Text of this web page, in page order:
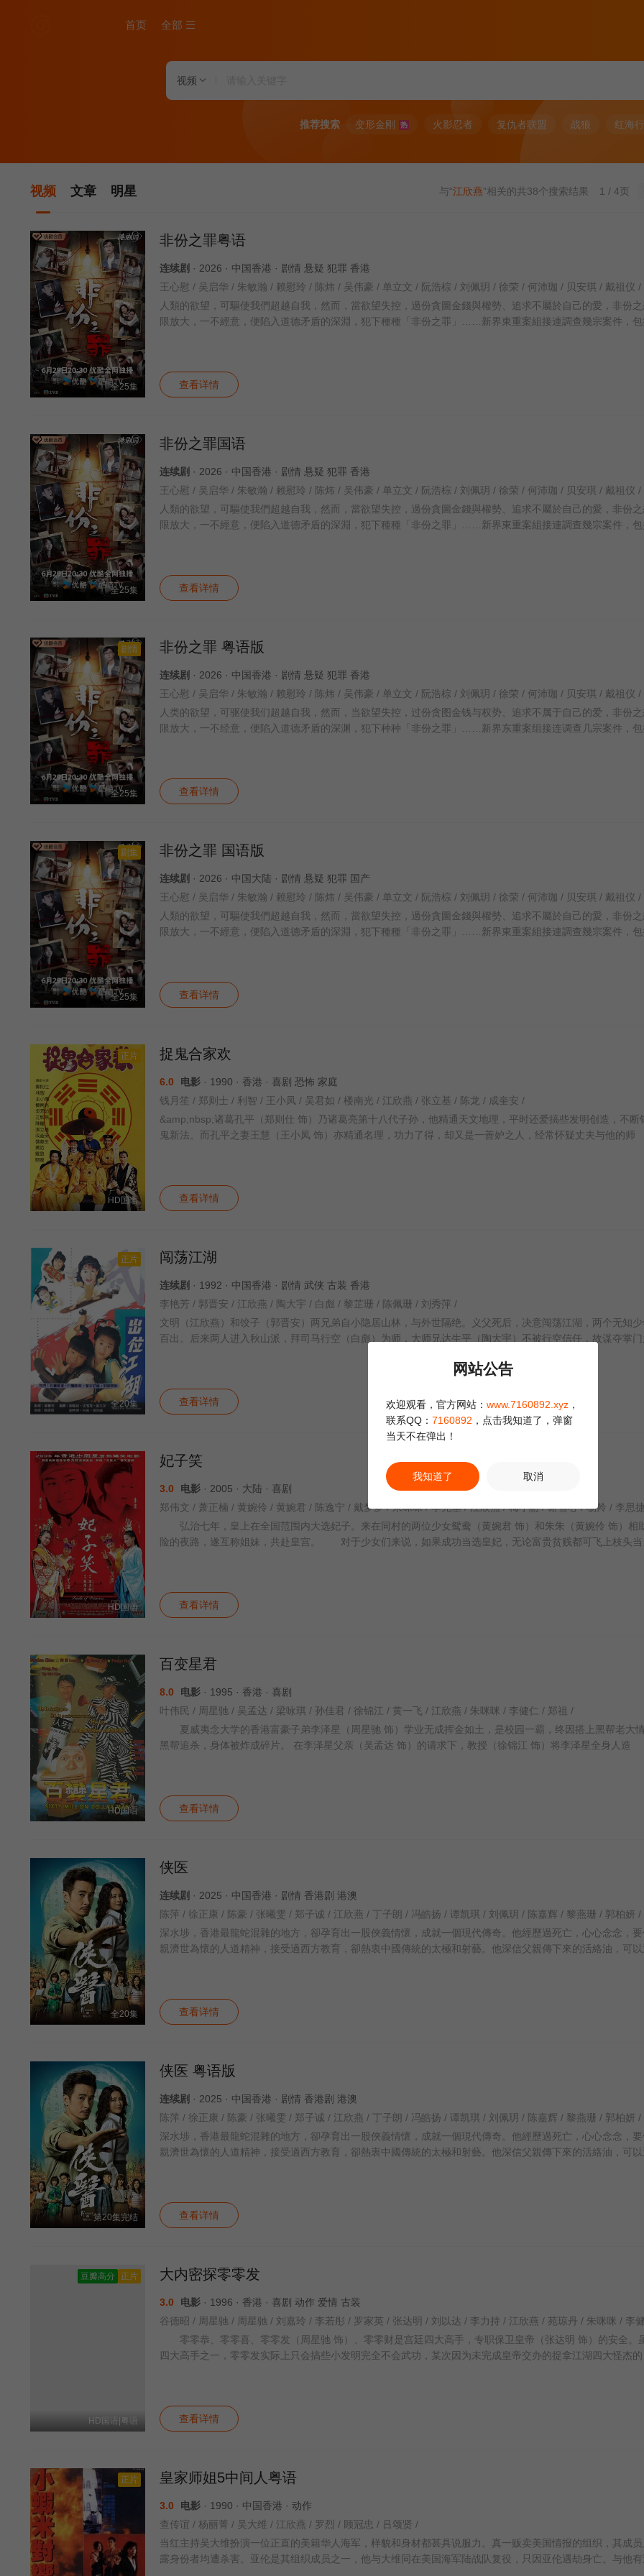
首页 全部
视频
推荐搜索 变形金刚 热 火影忍者 复仇者联盟 战狼 红海
视频 文章 明星 1 / 4页
与“江欣燕”相关的共38个搜索结果
全25集
非份之罪粤语
连续剧 · 2026 · 中国香港 · 剧情 悬疑 犯罪 香港
人類的欲望，可驅使我們超越自我，然而，當欲望失控，過份貪圖金錢與權勢、追求不屬於自己的愛，非份
限放大，一不經意，便陷入道德矛盾的深淵，犯下種種「非份之罪」……新界東重案組接連調查幾宗案件，
查看详情
全25集
非份之罪国语
连续剧 · 2026 · 中国香港 · 剧情 悬疑 犯罪 香港
人類的欲望，可驅使我們超越自我，然而，當欲望失控，過份貪圖金錢與權勢、追求不屬於自己的愛，非份
限放大，一不經意，便陷入道德矛盾的深淵，犯下種種「非份之罪」……新界東重案組接連調查幾宗案件，
查看详情
剧情
全25集
非份之罪 粤语版
连续剧 · 2026 · 中国香港 · 剧情 悬疑 犯罪 香港
人类的欲望，可驱使我们超越自我，然而，当欲望失控，过份贪图金钱与权势、追求不属于自己的爱，非份
限放大，一不经意，便陷入道德矛盾的深渊，犯下种种「非份之罪」……新界东重案组接连调查几宗案件，
查看详情
剧集
全25集
非份之罪 国语版
连续剧 · 2026 · 中国大陆 · 剧情 悬疑 犯罪 国产
人類的欲望，可驅使我們超越自我，然而，當欲望失控，過份貪圖金錢與權勢、追求不屬於自己的愛，非份
限放大，一不經意，便陷入道德矛盾的深淵，犯下種種「非份之罪」……新界東重案組接連調查幾宗案件，
查看详情
正片
HD国语
捉鬼合家欢
6.0 电影 · 1990 · 香港 · 喜剧 恐怖 家庭
钱月笙 / 郑则士 / 利智 / 王小凤 / 吴君如 / 楼南光 / 江欣燕 / 张立基 / 陈龙 / 成奎安 /
&amp;nbsp;诸葛孔平（郑则仕 饰）乃诸葛亮第十八代子孙，他精通天文地理，平时还爱搞些发明创造，不断
鬼新法。而孔平之妻王慧（王小凤 饰）亦精通名理，功力了得，却又是一善妒之人，经常怀疑丈夫与他的师
查看详情
正片
全20集
闯荡江湖
连续剧 · 1992 · 中国香港 · 剧情 武侠 古装 香港
李艳芳 / 郭晋安 / 江欣燕 / 陶大宇 / 白彪 / 黎芷珊 / 陈佩珊 / 刘秀萍 /
文明（江欣燕）和饺子（郭晋安）两兄弟自小隐居山林，与外世隔绝。义父死后，决意闯荡江湖，两个无知
百出。后来两人进入秋山派，拜司马行空（白彪）为师，大师兄达生平（陶大宇）不被行空信任，故谋夺掌
查看详情
HD国语
妃子笑
3.0 电影 · 2005 · 大陆 · 喜剧
弘治七年，皇上在全国范围内大选妃子。来在同村的两位少女鸳鸯（黄婉君 饰）和朱朱（黄婉伶 饰）相
险的夜路，遂互称姐妹，共赴皇宫。 对于少女们来说，如果成功当选皇妃，无论富贵贫贱都可飞上枝头当
查看详情
HD国语
百变星君
8.0 电影 · 1995 · 香港 · 喜剧
叶伟民 / 周星驰 / 吴孟达 / 梁咏琪 / 孙佳君 / 徐锦江 / 黄一飞 / 江欣燕 / 朱咪咪 / 李健仁 / 郑祖 /
夏威夷念大学的香港富豪子弟李泽星（周星驰 饰）学业无成挥金如土，是校园一霸，终因搭上黑帮老大
黑帮追杀，身体被炸成碎片。 在李泽星父亲（吴孟达 饰）的请求下，教授（徐锦江 饰）将李泽星全身人造
查看详情
全20集
侠医
连续剧 · 2025 · 中国香港 · 剧情 香港剧 港澳
深水埗，香港最龍蛇混雜的地方，卻孕育出一股俠義情懷，成就一個現代傳奇。他經歷過死亡，心心念念，
親濟世為懷的人道精神，接受過西方教育，卻熱衷中國傳統的太極和射藝。他深信父親傳下來的活絡油，可
查看详情
第20集完结
侠医 粤语版
连续剧 · 2025 · 中国香港 · 剧情 香港剧 港澳
深水埗，香港最龍蛇混雜的地方，卻孕育出一股俠義情懷，成就一個現代傳奇。他經歷過死亡，心心念念，
親濟世為懷的人道精神，接受過西方教育，卻熱衷中國傳統的太極和射藝。他深信父親傳下來的活絡油，可
查看详情
豆瓣高分 正片
HD国语|粤语
大内密探零零发
3.0 电影 · 1996 · 香港 · 喜剧 动作 爱情 古装
零零恭、零零喜、零零发（周星驰 饰）、零零财是宫廷四大高手，专职保卫皇帝（张达明 饰）的安全。
四大高手之一，零零发实际上只会搞些小发明完全不会武功，某次因为未完成皇帝交办的捉拿江湖四大怪杰的
查看详情
正片 皇家师姐5中间人粤语
3.0 电影 · 1990 · 中国香港 · 动作
查传谊 / 杨丽菁 / 吴大维 / 江欣燕 / 罗烈 / 顾冠忠 / 吕颂贤 /
当红主持吴大维扮演一位正直的美籍华人海军，样貌和身材都甚具说服力。真一贩卖美国情报的组织，其成
露身份者均遭杀害。亚伦是其组织成员之一，他与大维同在美国海军陆战队复役，只因亚伦遇劫身亡。与他
网站公告
欢迎观看，官方网站： www.7160892.xyz ，
联系QQ： 7160892 ，点击我知道了，弹窗
当天不在弹出！
我知道了 取消